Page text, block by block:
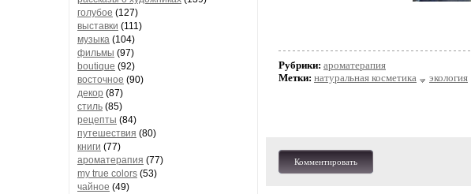
голубое (127)
выставки (111)
музыка (104)
фильмы (97)
boutique (92)
восточное (90)
декор (87)
стиль (85)
рецепты (84)
путешествия (80)
книги (77)
ароматерапия (77)
my true colors (53)
чайное (49)
Рубрики: ароматерапия
Метки: натуральная косметика экология
Комментировать